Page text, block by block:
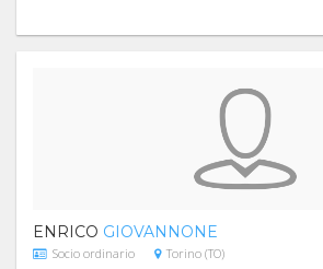
ENRICO GIOVANNONE
Socio ordinario Torino (TO)